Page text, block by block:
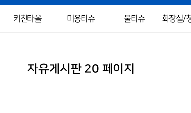
키친타올 미용티슈 물티슈 화장실/
자유게시판 20 페이지